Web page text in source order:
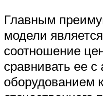
Главным
модели
соотношение
сравнивать ее
оборудованием